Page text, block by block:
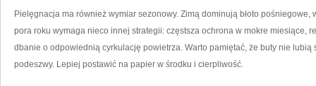
Pielęgnacja ma również wymiar sezonowy. Zimą dominują błoto pośniegowe,
pora roku wymaga nieco innej strategii: częstsza ochrona w mokre miesiące,
dbanie o odpowiednią cyrkulację powietrza. Warto pamiętać, że buty nie
podeszwy. Lepiej postawić na papier w środku i cierpliwość.